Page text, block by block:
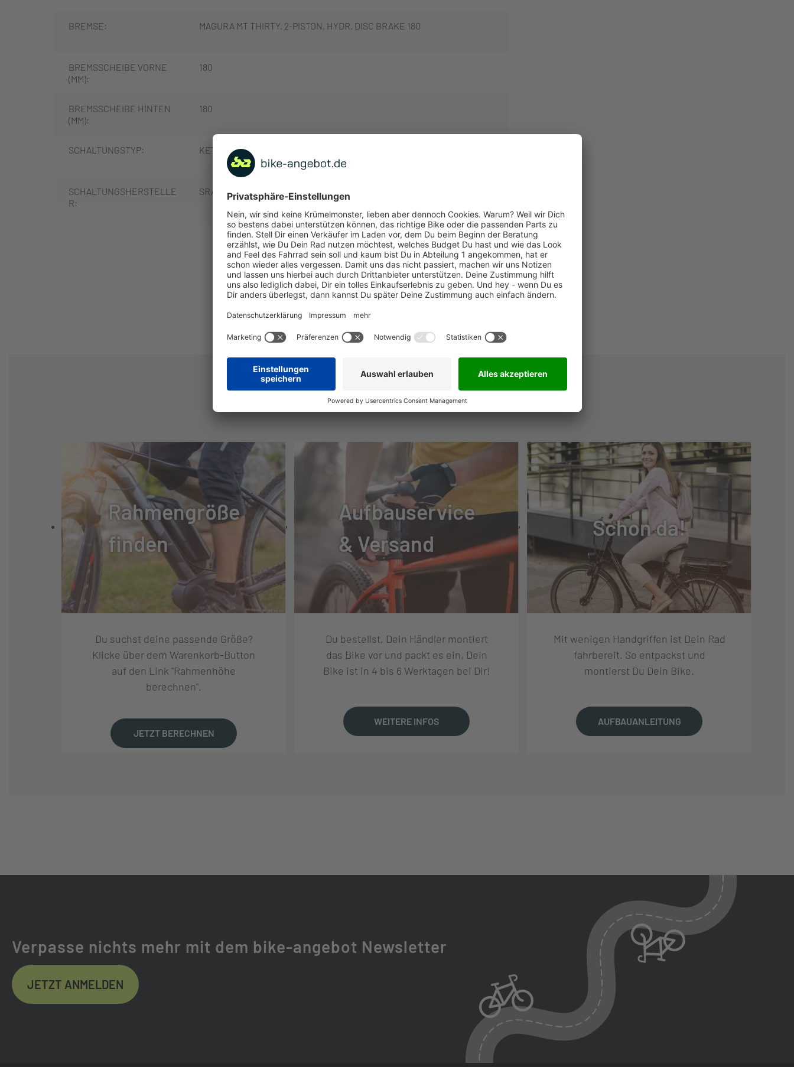
BREMSE: MAGURA MT THIRTY, 2-PISTON, HYDR. DISC BRAKE 180
BREMSSCHEIBE VORNE
(MM):
180
BREMSSCHEIBE HINTEN
(MM):
180
SCHALTUNGSTYP: KETTENSCHALTUNG
SCHALTUNGSHERSTELLE
R:
SRAM
SRAM GX EAGLE™, 12-SPEED
SRAM GX EAGLE™ TRIGGER
SRAM GX EAGLE™ BOOST DUB, 30T
GABEL: ROCKSHOX RECON GOLD RL AIR, TAPERED, 15X110MM, 120MM
GABELHERSTELLER: ROCKSHOX
FEDERWEG (MM): 120
FEDERUNG: LUFTGEFEDERT
DÄMPFER:
ROCKSHOX DELUXE SELECT+, 190X42.5MM; FRONT: 26X8MM, REAR:
30X8MM
FULCRUM RED 77, 28/28 SPOKES, 15X110MM/12X148MM, TUBELESS
MAXXIS FOREKASTER, EXO, TUBELESS READY, 2.35
SATTELSTÜTZE:
MEHR ANZEIGEN
NÜTZLICHE INFOS
Rahmengröße
finden
Du suchst deine passende Größe?
Klicke über dem Warenkorb-Button
auf den Link "Rahmenhöhe
berechnen".
JETZT BERECHNEN
Aufbauservice
& Versand
Du bestellst, Dein Händler montiert
das Bike vor und packt es ein, Dein
Bike ist in 4 bis 6 Werktagen bei Dir!
WEITERE INFOS
Schon da!
Mit wenigen Handgriffen ist Dein Rad
fahrbereit. So entpackst und
montierst Du Dein Bike.
AUFBAUANLEITUNG
Verpasse nichts mehr mit dem bike-angebot Newsletter
JETZT ANMELDEN